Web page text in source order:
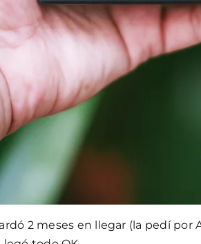
2 meses en llegar (la pedí